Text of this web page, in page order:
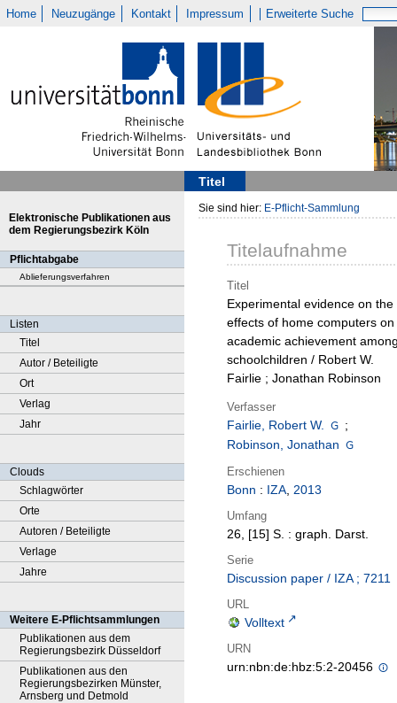
Home Neuzugänge Kontakt Impressum Erweiterte Suche
Titel
Elektronische Publikationen aus
dem Regierungsbezirk Köln
Pflichtabgabe
Ablieferungsverfahren
Listen
Titel
Autor / Beteiligte
Ort
Verlag
Jahr
Clouds
Schlagwörter
Orte
Autoren / Beteiligte
Verlage
Jahre
Weitere E-Pflichtsammlungen
Publikationen aus dem
Regierungsbezirk Düsseldorf
Publikationen aus den
Regierungsbezirken Münster,
Arnsberg und Detmold
Sie sind hier: E-Pflicht-Sammlung
Titelaufnahme
Titel
Experimental evidence on the
effects of home computers on
academic achievement
schoolchildren / Robert W.
Fairlie ; Jonathan Robinson
Verfasser
Fairlie, Robert W.
;
Robinson, Jonathan
Erschienen
Bonn : IZA, 2013
Umfang
26, [15] S. : graph. Darst.
Serie
Discussion paper / IZA ; 7211
URL
Volltext
URN
urn:nbn:de:hbz:5:2-20456